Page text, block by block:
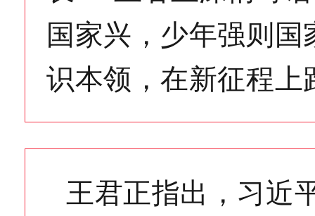
国家兴，少年强则
识本领，在新征程
王君正指出，习近